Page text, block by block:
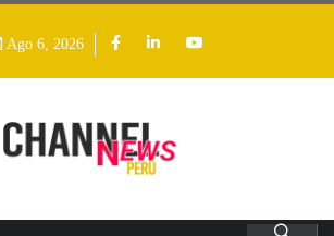
Ago 6, 2026